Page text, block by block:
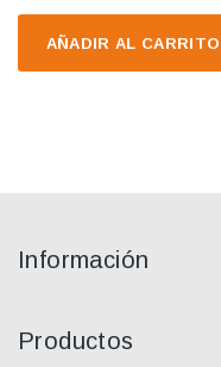
AÑADIR AL CARRITO
Información
Productos